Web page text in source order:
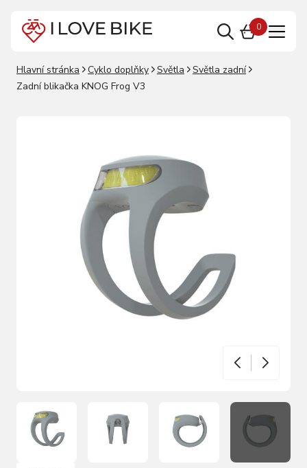
0
Hlavní stránka Cyklo doplňky Světla
Světla zadní
Zadní blikačka KNOG Frog V3